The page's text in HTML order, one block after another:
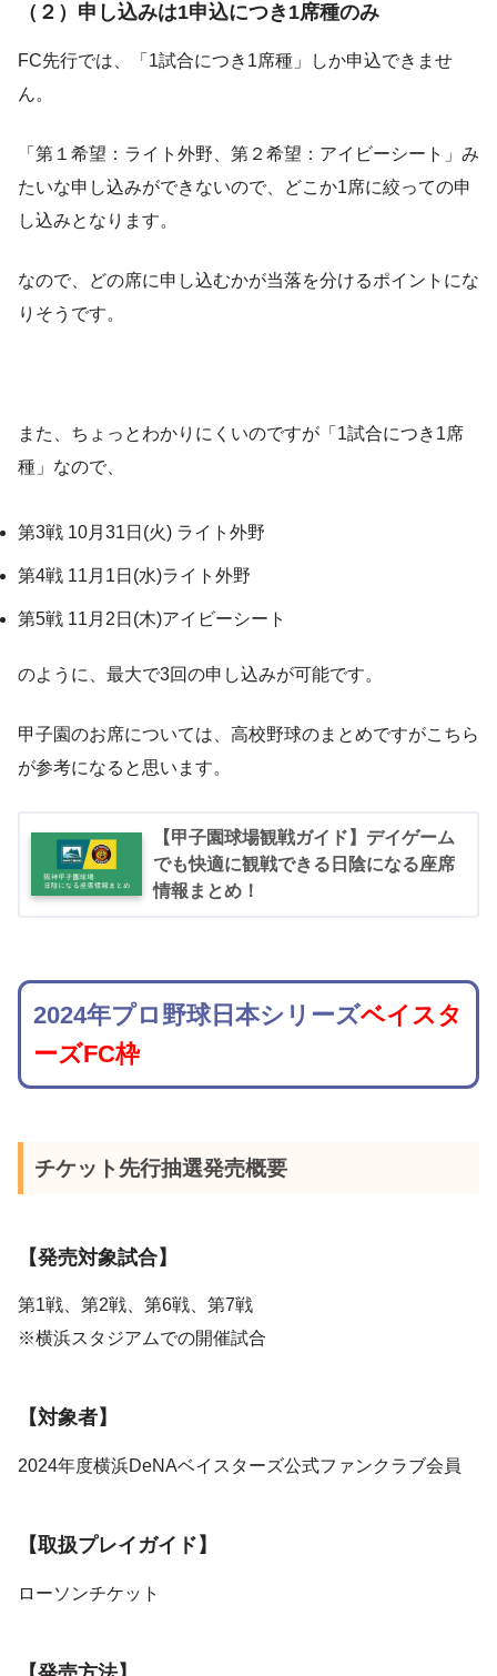
（２）申し込みは1申込につき1席種のみ
FC先行では、「1試合につき1席種」しか申込できませ
ん。
「第１希望：ライト外野、第２希望：アイビーシート」み
たいな申し込みができないので、どこか1席に絞っての申
し込みとなります。
なので、どの席に申し込むかが当落を分けるポイントにな
りそうです。
また、ちょっとわかりにくいのですが「1試合につき1席
種」なので、
第3戦 10月31日(火) ライト外野
第4戦 11月1日(水)ライト外野
第5戦 11月2日(木)アイビーシート
のように、最大で3回の申し込みが可能です。
甲子園のお席については、高校野球のまとめですがこちら
が参考になると思います。
【甲子園球場観戦ガイド】デイゲーム
でも快適に観戦できる日陰になる座席
情報まとめ！
2024年プロ野球日本シリーズベイスタ
ーズFC枠
チケット先行抽選発売概要
【発売対象試合】
第1戦、第2戦、第6戦、第7戦
※横浜スタジアムでの開催試合
【対象者】
2024年度横浜DeNAベイスターズ公式ファンクラブ会員
【取扱プレイガイド】
ローソンチケット